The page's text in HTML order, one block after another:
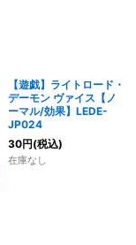
【遊戯】ライトロード・
デーモン ヴァイス【ノ
ーマル/効果】LEDE-
JP024
30円(税込)
在庫なし